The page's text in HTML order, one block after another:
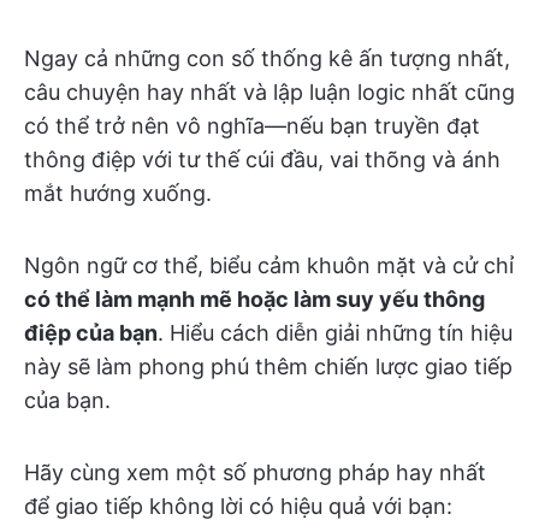
Ngay cả những con số thống kê ấn tượng nhất,
câu chuyện hay nhất và lập luận logic nhất cũng
có thể trở nên vô nghĩa—nếu bạn truyền đạt
thông điệp với tư thế cúi đầu, vai thõng và ánh
mắt hướng xuống.
Ngôn ngữ cơ thể, biểu cảm khuôn mặt và cử chỉ
có thể làm mạnh mẽ hoặc làm suy yếu thông
điệp của bạn. Hiểu cách diễn giải những tín hiệu
này sẽ làm phong phú thêm chiến lược giao tiếp
của bạn.
Hãy cùng xem một số phương pháp hay nhất
để giao tiếp không lời có hiệu quả với bạn: